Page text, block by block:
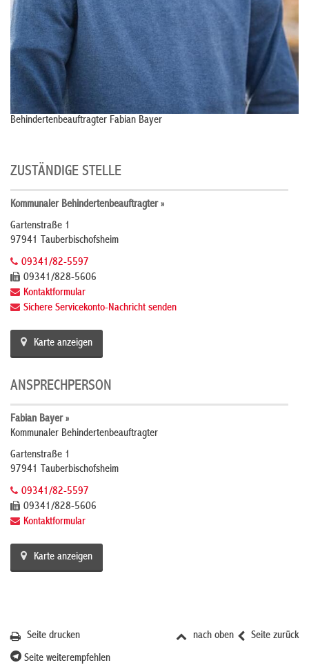
Behindertenbeauftragter Fabian Bayer
ZUSTÄNDIGE STELLE
Kommunaler Behindertenbeauftragter »
Gartenstraße 1
97941 Tauberbischofsheim
09341/82-5597
09341/828-5606
Kontaktformular
Sichere Servicekonto-Nachricht senden
Karte anzeigen
ANSPRECHPERSON
Fabian Bayer »
Kommunaler Behindertenbeauftragter
Gartenstraße 1
97941 Tauberbischofsheim
09341/82-5597
09341/828-5606
Kontaktformular
Karte anzeigen
Seite zurück
nach oben
Seite drucken
Seite weiterempfehlen